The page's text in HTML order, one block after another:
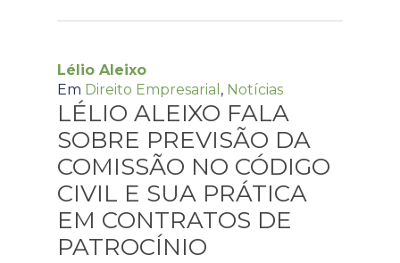
Lélio Aleixo
Em Direito Empresarial , Notícias
LÉLIO ALEIXO FALA
SOBRE PREVISÃO DA
COMISSÃO NO CÓDIGO
CIVIL E SUA PRÁTICA
EM CONTRATOS DE
PATROCÍNIO